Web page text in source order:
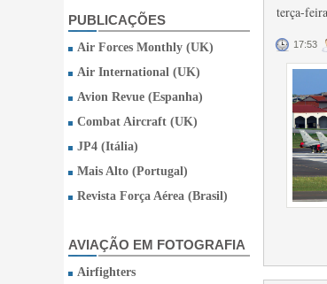
PUBLICAÇÕES
Air Forces Monthly (UK)
Air International (UK)
Avion Revue (Espanha)
Combat Aircraft (UK)
JP4 (Itália)
Mais Alto (Portugal)
Revista Força Aérea (Brasil)
AVIAÇÃO EM FOTOGRAFIA
Airfighters
terça-
17:53